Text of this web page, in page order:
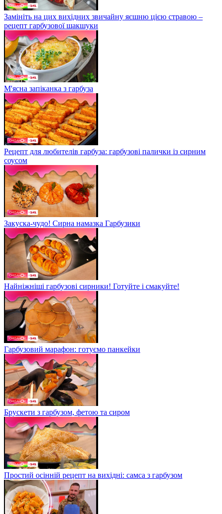
Замініть на цих вихідних звичайну яєшню цією стравою –
рецепт гарбузової шакшуки
М'ясна запіканка з гарбуза
Рецепт для любителів гарбуза: гарбузові палички із сирним
соусом
Закуска-чудо! Сирна намазка Гарбузики
Найніжніші гарбузові сирники! Готуйте і смакуйте!
Гарбузовий марафон: готуємо панкейки
Брускети з гарбузом, фетою та сиром
Простий осінній рецепт на вихідні: самса з гарбузом